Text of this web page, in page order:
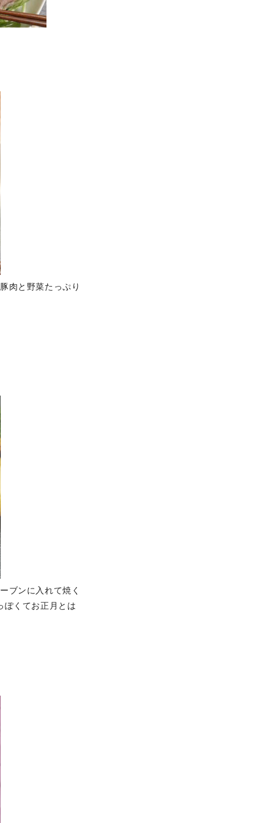
肉と野菜たっぷり
ブンに入れて焼く
ぽくてお正月とは